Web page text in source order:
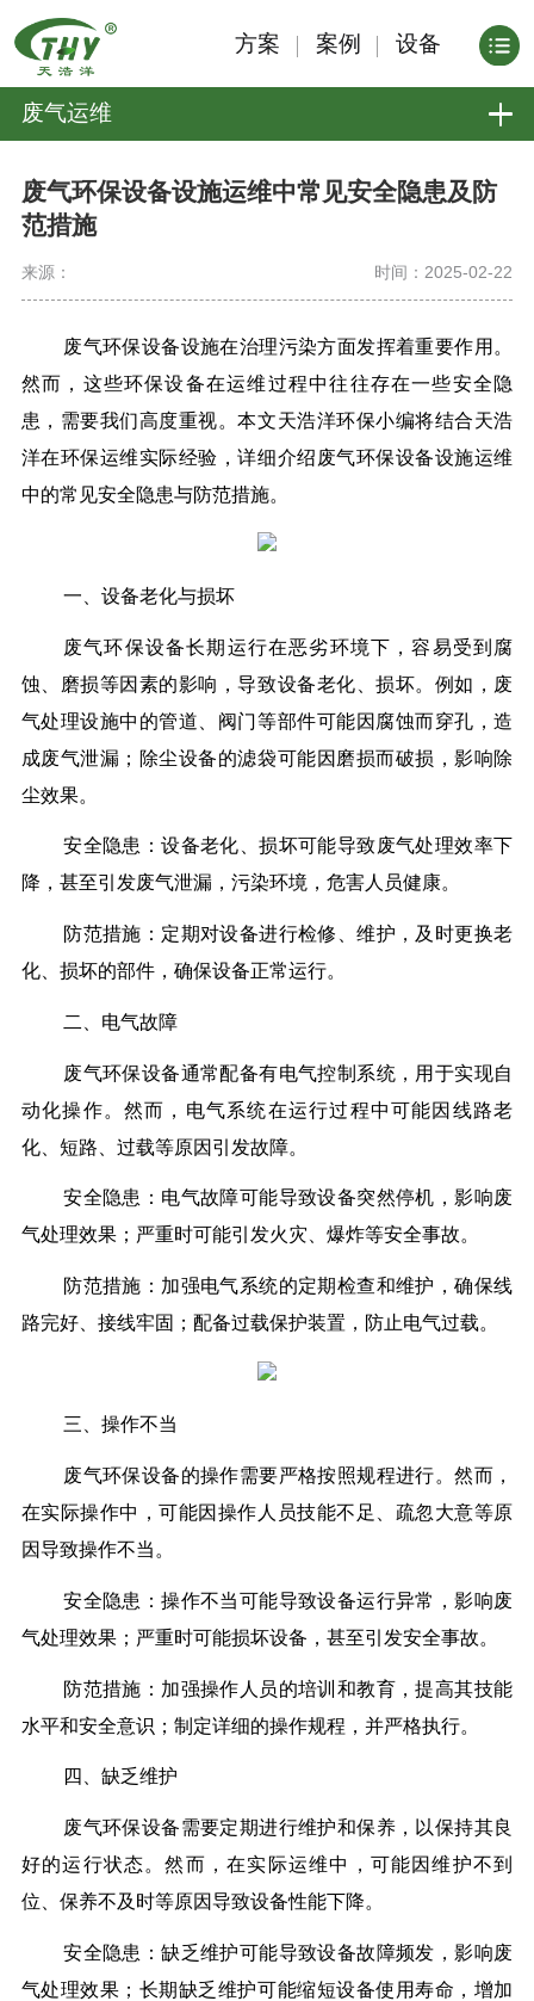
方案 案例 设备
废气运维
废气环保设备设施运维中常见安全隐患及防
范措施
来源： 时间：2025-02-22
废气环保设备设施在治理污染方面发挥着重要作用。
然而，这些环保设备在运维过程中往往存在一些安全隐
患，需要我们高度重视。本文天浩洋环保小编将结合天浩
洋在环保运维实际经验，详细介绍废气环保设备设施运维
中的常见安全隐患与防范措施。
一、设备老化与损坏
废气环保设备长期运行在恶劣环境下，容易受到腐
蚀、磨损等因素的影响，导致设备老化、损坏。例如，废
气处理设施中的管道、阀门等部件可能因腐蚀而穿孔，造
成废气泄漏；除尘设备的滤袋可能因磨损而破损，影响除
尘效果。
安全隐患：设备老化、损坏可能导致废气处理效率下
降，甚至引发废气泄漏，污染环境，危害人员健康。
防范措施：定期对设备进行检修、维护，及时更换老
化、损坏的部件，确保设备正常运行。
二、电气故障
废气环保设备通常配备有电气控制系统，用于实现自
动化操作。然而，电气系统在运行过程中可能因线路老
化、短路、过载等原因引发故障。
安全隐患：电气故障可能导致设备突然停机，影响废
气处理效果；严重时可能引发火灾、爆炸等安全事故。
防范措施：加强电气系统的定期检查和维护，确保线
路完好、接线牢固；配备过载保护装置，防止电气过载。
三、操作不当
废气环保设备的操作需要严格按照规程进行。然而，
在实际操作中，可能因操作人员技能不足、疏忽大意等原
因导致操作不当。
安全隐患：操作不当可能导致设备运行异常，影响废
气处理效果；严重时可能损坏设备，甚至引发安全事故。
防范措施：加强操作人员的培训和教育，提高其技能
水平和安全意识；制定详细的操作规程，并严格执行。
四、缺乏维护
废气环保设备需要定期进行维护和保养，以保持其良
好的运行状态。然而，在实际运维中，可能因维护不到
位、保养不及时等原因导致设备性能下降。
安全隐患：缺乏维护可能导致设备故障频发，影响废
气处理效果；长期缺乏维护可能缩短设备使用寿命，增加